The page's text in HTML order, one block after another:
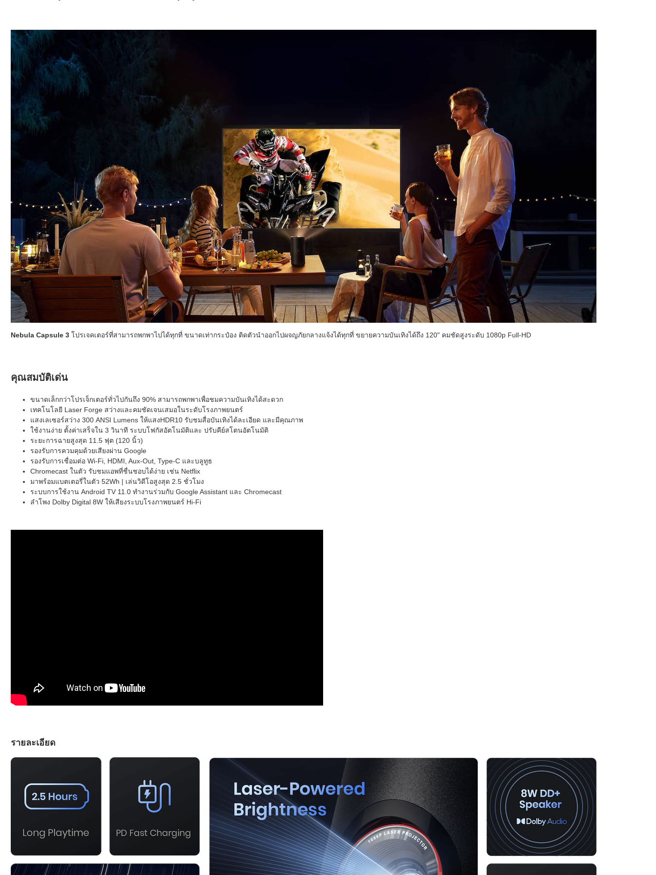
Nebula Capsule 3 โปรเจคเตอร์ที่สามารถพกพาไปได้ทุกที่ ขนาดเท่ากระป๋อง ติดตัวนำออกไปผจญภัยกลางแจ้งได้ทุกที่ ขยายความบันเทิงได้ถึง 120" คมชัดสูงระดับ 1080p Full-HD
คุณสมบัติเด่น
ขนาดเล็กกว่าโปรเจ็กเตอร์ทั่วไปกันถึง 90% สามารถพกพาเพื่อชมความบันเทิงได้สะดวก
เทคโนโลยี Laser Forge สว่างและคมชัดเจนเสมอในระดับโรงภาพยนตร์
แสงเลเซอร์สว่าง 300 ANSI Lumens ให้แสงHDR10 รับชมสื่อบันเทิงได้ละเอียด และมีคุณภาพ
ใช้งานง่าย ตั้งค่าเสร็จใน 3 วินาที ระบบโฟกัสอัตโนมัติและ ปรับคีย์สโตนอัตโนมัติ
ระยะการฉายสูงสุด 11.5 ฟุต (120 นิ้ว)
รองรับการควมคุมด้วยเสียงผ่าน Google
รองรับการเชื่อมต่อ Wi-Fi, HDMI, Aux-Out, Type-C และบลูทูธ
Chromecast ในตัว รับชมแอพที่ชื่นชอบได้ง่าย เช่น Netflix
มาพร้อมแบตเตอรี่ในตัว 52Wh | เล่นวิดีโอสูงสุด 2.5 ชั่วโมง
ระบบการใช้งาน Android TV 11.0 ทำงานร่วมกับ Google Assistant และ Chromecast
ลำโพง Dolby Digital 8W ให้เสียงระบบโรงภาพยนตร์ Hi-Fi
รายละเอียด